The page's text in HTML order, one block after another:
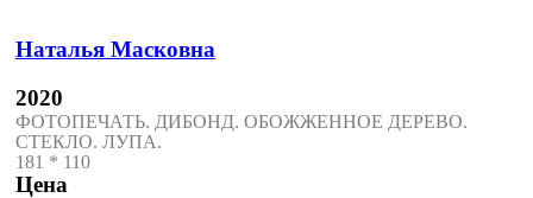
Наталья Масковна
2020
ФОТОПЕЧАТЬ. ДИБОНД. ОБОЖЖЕННОЕ ДЕРЕВО.
СТЕКЛО. ЛУПА.
181 * 110
Цена